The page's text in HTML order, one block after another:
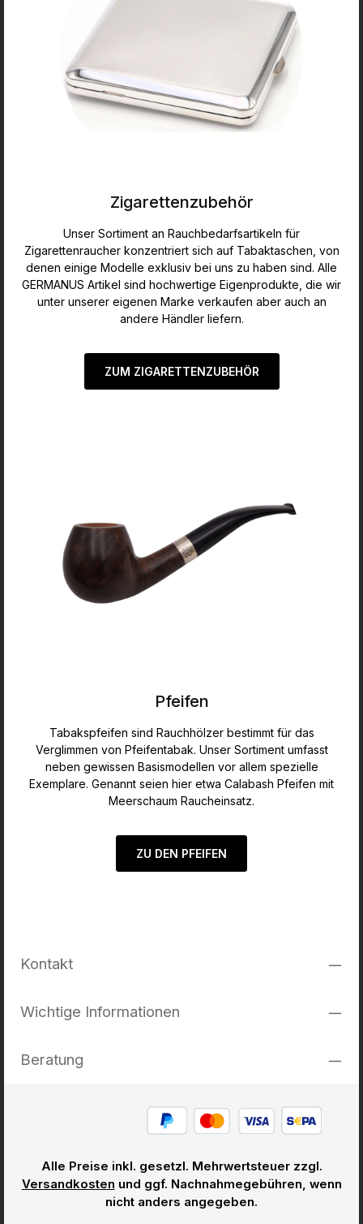
Zigarettenzubehör
Unser Sortiment an Rauchbedarfsartikeln für
Zigarettenraucher konzentriert sich auf Tabaktaschen, von
denen einige Modelle exklusiv bei uns zu haben sind. Alle
GERMANUS Artikel sind hochwertige Eigenprodukte, die wir
unter unserer eigenen Marke verkaufen aber auch an
andere Händler liefern.
ZUM ZIGARETTENZUBEHÖR
Pfeifen
Tabakspfeifen sind Rauchhölzer bestimmt für das
Verglimmen von Pfeifentabak. Unser Sortiment umfasst
neben gewissen Basismodellen vor allem spezielle
Exemplare. Genannt seien hier etwa Calabash Pfeifen mit
Meerschaum Raucheinsatz.
ZU DEN PFEIFEN
Kontakt
Wichtige Informationen
Beratung
Alle Preise inkl. gesetzl. Mehrwertsteuer zzgl.
Versandkosten und ggf. Nachnahmegebühren, wenn
nicht anders angegeben.